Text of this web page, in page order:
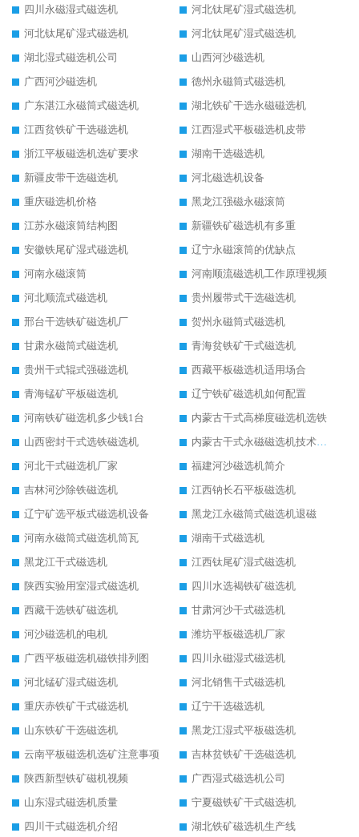
四川永磁湿式磁选机
河北钛尾矿湿式磁选机
河北钛尾矿湿式磁选机
河北钛尾矿湿式磁选机
湖北湿式磁选机公司
山西河沙磁选机
广西河沙磁选机
德州永磁筒式磁选机
广东湛江永磁筒式磁选机
湖北铁矿干选永磁磁选机
江西贫铁矿干选磁选机
江西湿式平板磁选机皮带
浙江平板磁选机选矿要求
湖南干选磁选机
新疆皮带干选磁选机
河北磁选机设备
重庆磁选机价格
黑龙江强磁永磁滚筒
江苏永磁滚筒结构图
新疆铁矿磁选机有多重
安徽铁尾矿湿式磁选机
辽宁永磁滚筒的优缺点
河南永磁滚筒
河南顺流磁选机工作原理视频
河北顺流式磁选机
贵州履带式干选磁选机
邢台干选铁矿磁选机厂
贺州永磁筒式磁选机
甘肃永磁筒式磁选机
青海贫铁矿干式磁选机
贵州干式辊式强磁选机
西藏平板磁选机适用场合
青海锰矿平板磁选机
辽宁铁矿磁选机如何配置
河南铁矿磁选机多少钱1台
内蒙古干式高梯度磁选机选铁
山西密封干式选铁磁选机
内蒙古干式永磁磁选机技术要求
河北干式磁选机厂家
福建河沙磁选机简介
吉林河沙除铁磁选机
江西钠长石平板磁选机
辽宁矿选平板式磁选机设备
黑龙江永磁筒式磁选机退磁
河南永磁筒式磁选机筒瓦
湖南干式磁选机
黑龙江干式磁选机
江西钛尾矿湿式磁选机
陕西实验用室湿式磁选机
四川水选褐铁矿磁选机
西藏干选铁矿磁选机
甘肃河沙干式磁选机
河沙磁选机的电机
潍坊平板磁选机厂家
广西平板磁选机磁铁排列图
四川永磁湿式磁选机
河北锰矿湿式磁选机
河北销售干式磁选机
重庆赤铁矿干式磁选机
辽宁干选磁选机
山东铁矿干选磁选机
黑龙江湿式平板磁选机
云南平板磁选机选矿注意事项
吉林贫铁矿干选磁选机
陕西新型铁矿磁机视频
广西湿式磁选机公司
山东湿式磁选机质量
宁夏磁铁矿干式磁选机
四川干式磁选机介绍
湖北铁矿磁选机生产线